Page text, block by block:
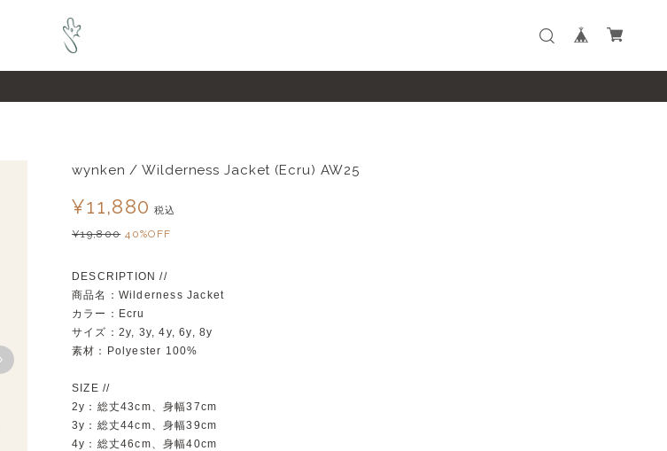
wynken / Wilderness Jacket (Ecru) AW25
¥11,880 税込
¥19,800 40%OFF
DESCRIPTION //
商品名：Wilderness Jacket
カラー：Ecru
サイズ：2y, 3y, 4y, 6y, 8y
素材：Polyester 100%
SIZE //
2y：総丈43cm、身幅37cm
3y：総丈44cm、身幅39cm
4y：総丈46cm、身幅40cm